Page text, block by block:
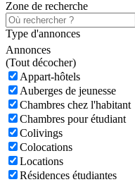
Zone de recherche
Type d'annonces
Annonces
(Tout décocher)
Appart-hôtels
Auberges de jeunesse
Chambres chez l'habitant
Chambres pour étudiant
Colivings
Colocations
Locations
Résidences étudiantes